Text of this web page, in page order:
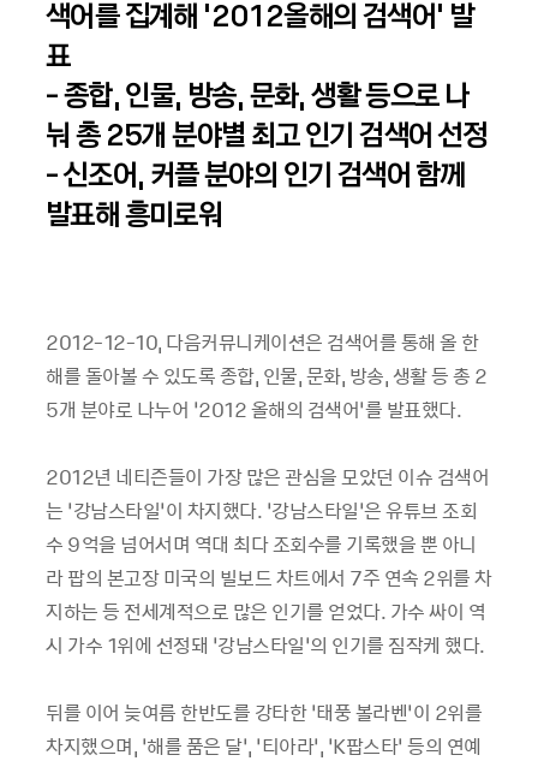
색어를 집계해 ‘2012올해의 검색어’ 발
표
- 종합, 인물, 방송, 문화, 생활 등으로 나
눠 총 25개 분야별 최고 인기 검색어 선정
- 신조어, 커플 분야의 인기 검색어 함께
발표해 흥미로워
2012-12-10, 다음커뮤니케이션은 검색어를 통해 올 한
해를 돌아볼 수 있도록 종합, 인물, 문화, 방송, 생활 등 총 2
5개 분야로 나누어 ‘2012 올해의 검색어’를 발표했다.
2012년 네티즌들이 가장 많은 관심을 모았던 이슈 검색어
는 ‘강남스타일’이 차지했다. ‘강남스타일’은 유튜브 조회
수 9억을 넘어서며 역대 최다 조회수를 기록했을 뿐 아니
라 팝의 본고장 미국의 빌보드 차트에서 7주 연속 2위를 차
지하는 등 전세계적으로 많은 인기를 얻었다. 가수 싸이 역
시 가수 1위에 선정돼 ‘강남스타일’의 인기를 짐작케 했다.
뒤를 이어 늦여름 한반도를 강타한 ‘태풍 볼라벤’이 2위를
차지했으며, ‘해를 품은 달’, ‘티아라’, ‘K팝스타’ 등의 연예